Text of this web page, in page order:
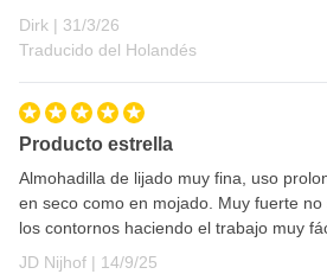
Dirk | 31 de marzo de 2026
31/3/26
Traducido del Holandés
Producto estrella
Almohadilla de lijado muy fina, uso
en seco como en mojado. Muy fuerte
los contornos haciendo el trabajo muy
JD Nijhof | 14 de septiembre de 2025
14/9/25